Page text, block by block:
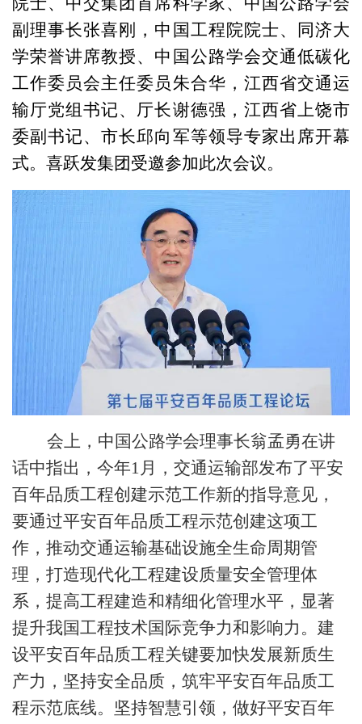
副理事长张喜刚，中国工程院院士、同济大
学荣誉讲席教授、中国公路学会交通低碳化
工作委员会主任委员朱合华，江西省交通运
输厅党组书记、厅长谢德强，江西省上饶市
委副书记、市长邱向军等领导专家出席开幕
式。喜跃发集团受邀参加此次会议。
会上，中国公路学会理事长翁孟勇在讲
话中指出，今年1月，交通运输部发布了平安
百年品质工程创建示范工作新的指导意见，
要通过平安百年品质工程示范创建这项工
作，推动交通运输基础设施全生命周期管
理，打造现代化工程建设质量安全管理体
系，提高工程建造和精细化管理水平，显著
提升我国工程技术国际竞争力和影响力。建
设平安百年品质工程关键要加快发展新质生
产力，坚持安全品质，筑牢平安百年品质工
程示范底线。坚持智慧引领，做好平安百年